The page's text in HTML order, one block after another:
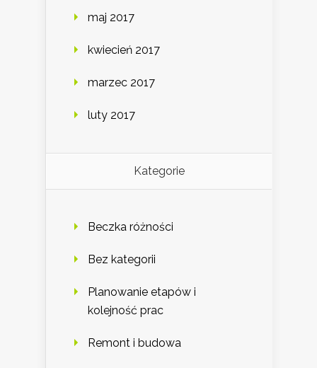
maj 2017
kwiecień 2017
marzec 2017
luty 2017
Kategorie
Beczka różności
Bez kategorii
Planowanie etapów i
kolejność prac
Remont i budowa